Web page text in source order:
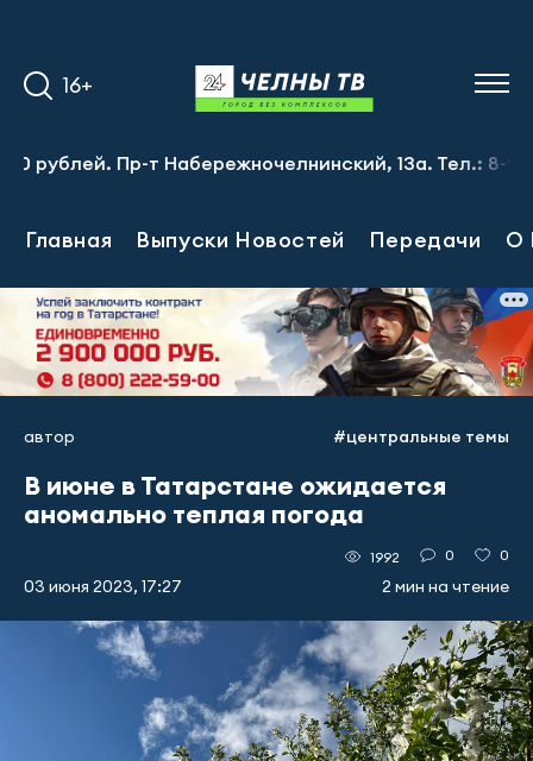
16+
Пр-т Набережночелнинский, 13а. Тел.: 8-951-064-
Главная Выпуски Новостей Передачи О
автор #центральные темы
В июне в Татарстане ожидается
аномально теплая погода
03 июня 2023, 17:27
1992 0 0
2 мин на чтение